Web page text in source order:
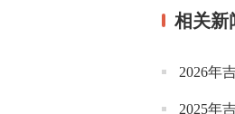
相关新
2026年
2025年